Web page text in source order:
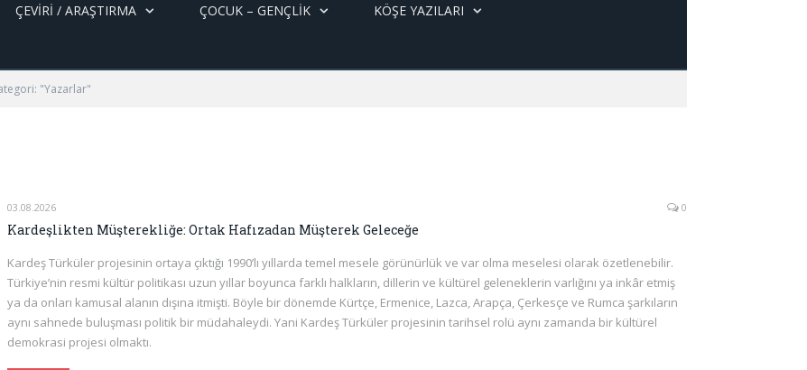
ÇEVİRİ / ARAŞTIRMA ÇOCUK – GENÇLIK KÖŞE YAZILARI
"Yazarlar"
03.08.2026 0
Kardeşlikten Müşterekliğe: Ortak Hafızadan Müşterek Geleceğe
Kardeş Türküler projesinin ortaya çıktığı 1990’lı yıllarda temel mesele görünürlük ve var olma meselesi olarak özetlenebilir.
Türkiye’nin resmi kültür politikası uzun yıllar boyunca farklı halkların, dillerin ve kültürel geleneklerin varlığını ya inkâr etmiş
ya da onları kamusal alanın dışına itmişti. Böyle bir dönemde Kürtçe, Ermenice, Lazca, Arapça, Çerkesçe ve Rumca şarkıların
aynı sahnede buluşması politik bir müdahaleydi. Yani Kardeş Türküler projesinin tarihsel rolü aynı zamanda bir kültürel
demokrasi projesi olmaktı.